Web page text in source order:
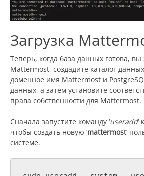
Загрузка
Теперь, когда база данных готова, вы
Mattermost, создадите каталог
доменное имя Mattermost и
данных, а затем установите
права собственности для Mattermost.
Сначала запустите команду ‘useradd‘
чтобы создать новую ‘mattermost‘
системе.